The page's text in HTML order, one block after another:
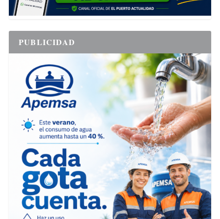
PUBLICIDAD